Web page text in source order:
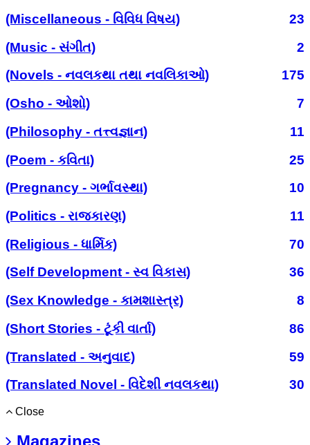
(Miscellaneous - વિવિધ વિષય)
23
(Music - સંગીત)
2
(Novels - નવલકથા તથા નવલિકાઓ)
175
(Osho - ઓશો)
7
(Philosophy - તત્ત્વજ્ઞાન)
11
(Poem - કવિતા)
25
(Pregnancy - ગર્ભાવસ્થા)
10
(Politics - રાજકારણ)
11
(Religious - ધાર્મિક)
70
(Self Development - સ્વ વિકાસ)
36
(Sex Knowledge - કામશાસ્ત્ર)
8
(Short Stories - ટૂંકી વાર્તા)
86
(Translated - અનુવાદ)
59
(Translated Novel - વિદેશી નવલકથા)
30
Close
Magazines